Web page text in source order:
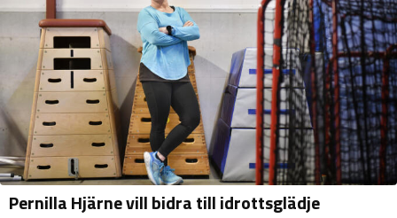
Pernilla Hjärne vill bidra till idrottsglädje